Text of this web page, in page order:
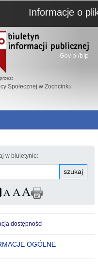
Społecznej w Zochcinku
w biuletynie:
szukaj
dostępności
OGÓLNE
Informacje o